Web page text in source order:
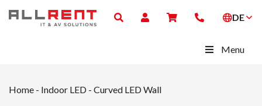
DE
Menu
Home - Indoor LED - Curved LED Wall